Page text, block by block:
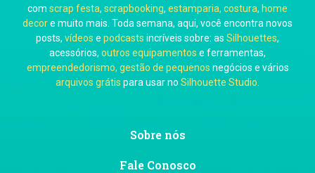
com scrap festa, scrapbooking, estamparia, costura, home
decore muito mais. Toda semana, aqui, você encontra novos
posts, vídeos e podcasts incríveis sobre: as Silhouettes,
acessórios, outros equipamentos e ferramentas,
empreendedorismo, gestão de pequenos negócios e vários
arquivos grátis para usar no Silhouette Studio
Sobre nós
Fale Conosco